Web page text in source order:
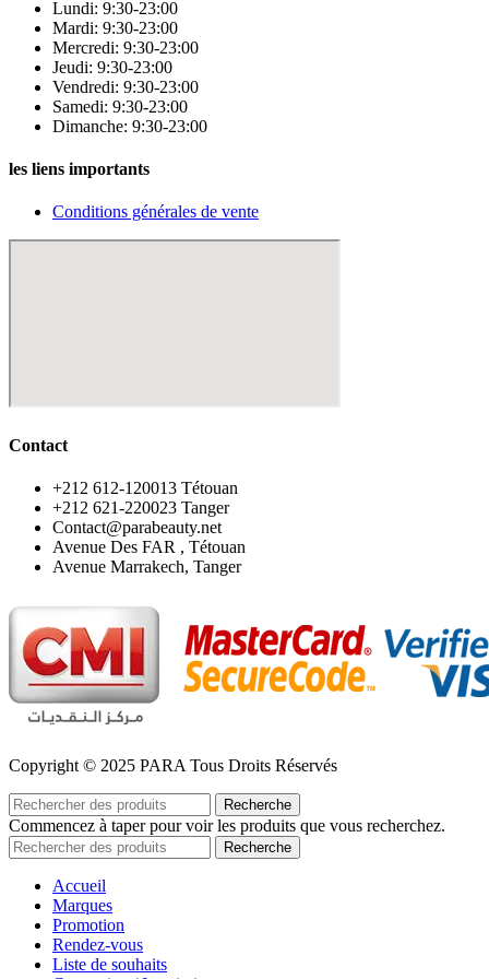
Lundi: 9:30-23:00
Mardi: 9:30-23:00
Mercredi: 9:30-23:00
Jeudi: 9:30-23:00
Vendredi: 9:30-23:00
Samedi: 9:30-23:00
Dimanche: 9:30-23:00
les liens importants
Conditions générales de vente
Contact
‪+212 612-120013 Tétouan
‪+212 621-220023 Tanger
Contact@parabeauty.net
Avenue Des FAR , Tétouan
Avenue Marrakech, Tanger
Copyright © 2025 PARA Tous Droits Réservés
Recherche
Commencez à taper pour voir les produits que vous recherchez.
Recherche
Accueil
Marques
Promotion
Rendez-vous
Liste de souhaits